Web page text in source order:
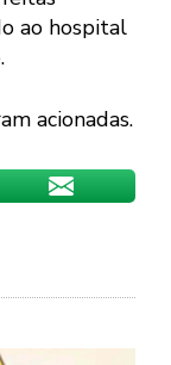
ao hospital
acionadas.